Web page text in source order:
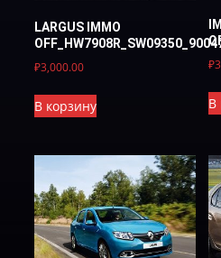
LARGUS IMMO
₽3,000.00
В корзину
₽
В